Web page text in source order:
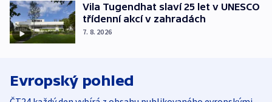
Vila Tugendhat slaví 25 let v UNESCO
třídenní akcí v zahradách
7. 8. 2026
Evropský pohled